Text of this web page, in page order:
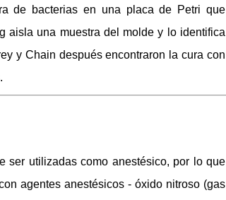
de bacterias en una placa de Petri que
aisla una muestra del molde y lo identifica
y Chain después encontraron la cura con
ser utilizadas como anestésico, por lo que
agentes anestésicos - óxido nitroso (gas